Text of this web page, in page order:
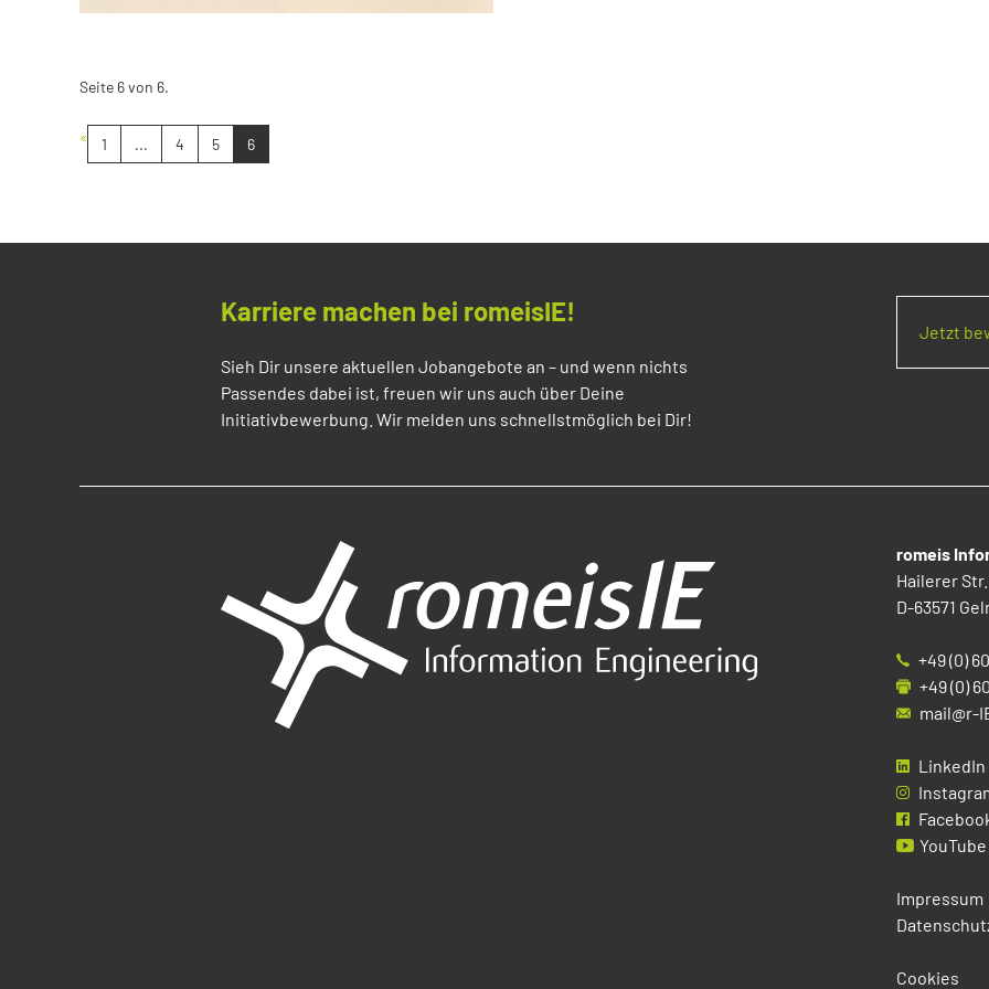
Seite 6 von 6.
« 1 ... 4 5 6
Karriere machen bei romeisIE!
Sieh Dir unsere aktuellen Jobangebote an – und wenn nichts
Passendes dabei ist, freuen wir uns auch über Deine
Initiativbewerbung. Wir melden uns schnellstmöglich bei Dir!
Jetzt
romeis
Hailerer Str.
D-63571
+49 (0)
+49 (0)
mail@r-
LinkedIn
YouTube
Impressum
Cookies